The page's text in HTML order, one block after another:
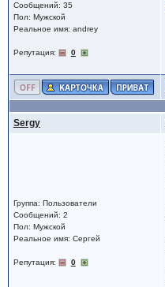
Сообщений: 35
Пол: Мужской
Реальное имя: andrey
Репутация: 0
Sergy
Группа: Пользователи
Сообщений: 2
Пол: Мужской
Реальное имя: Сергей
Репутация: 0